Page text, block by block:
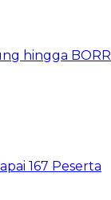
hingga BORR
167 Peserta